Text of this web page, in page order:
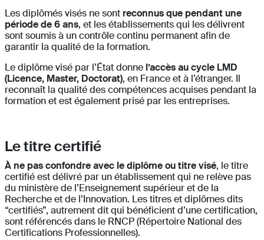
Les diplômés visés ne sont reconnus que pendant une
période de 6 ans, et les établissements qui les délivrent
sont soumis à un contrôle continu permanent afin de
garantir la qualité de la formation.
Le diplôme visé par l’État donne l’accès au cycle LMD
(Licence, Master, Doctorat), en France et à l’étranger. Il
reconnaît la qualité des compétences acquises pendant la
formation et est également prisé par les entreprises.
Le titre certifié
À ne pas confondre avec le diplôme ou titre visé, le titre
certifié est délivré par un établissement qui ne relève pas
du ministère de l’Enseignement supérieur et de la
Recherche et de l’Innovation. Les titres et diplômes dits
“certifiés”, autrement dit qui bénéficient d’une certification,
sont référencés dans le RNCP (Répertoire National des
Certifications Professionnelles).